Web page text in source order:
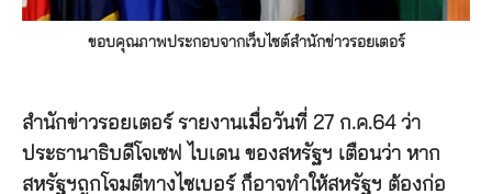
ขอบคุณภาพประกอบจากเว็บไซต์สำนักข่าวรอยเตอร์
สำนักข่าวรอยเตอร์ รายงานเมื่อวันที่ 27 ก.ค.64 ว่า
ประธานาธิบดีโจเซฟ ไบเดน ของสหรัฐฯ เตือนว่า หาก
สหรัฐฯถูกโจมตีทางไซเบอร์ ก็อาจทำให้สหรัฐฯ ต้องก่อ